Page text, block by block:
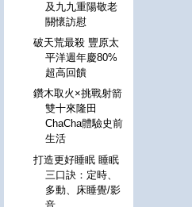
及九九重陽敬老
關懷訪慰
破天荒最殺 豐原太
平洋週年慶80%
超高回饋
鑽木取火×挑戰射箭
雙十來隆田
ChaCha體驗史前
生活
打造更好睡眠 睡眠
三口訣：定時、
多動、床睡覺/影